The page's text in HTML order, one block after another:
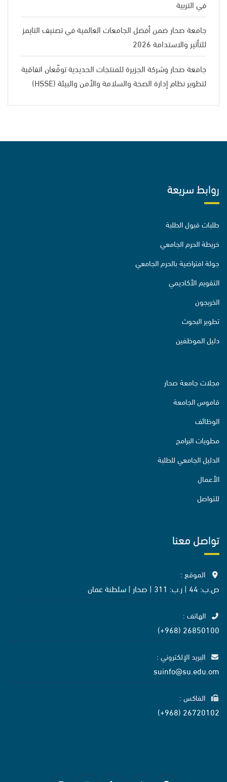
في التربية
جامعة صحار ضمن أفضل الجامعات العالمية في تصنيف التايمز
للتأثير والاستدامة 2026
جامعة صحار وشركة الجزيرة للمنتجات الحديدية توقّعان اتفاقية
لتطوير نظام إدارة الصحة والسلامة والأمن والبيئة (HSSE)
روابط سريعة
طلبات قبول الطلبة
خريطة الحرم الجامعي
جولة افتراضية بالحرم الجامعي
التقويم الأكاديمي
الخريجون
تطوير البحوث
دليل الموظفين
مجلات جامعة صحار
قاموس الجامعة
الوظائف
مطويات البرامج
الدليل الجامعي للطلبة
الأعمال
للتواصل
تواصل معنا
الموقع :
ص.ب: 44 | ر.ب: 311 | صحار | سلطنة عمان
الهاتف :
26850100 (968+)
البريد الإلكتروني :
suinfo@su.edu.om
الفاكس :
26720102 (968+)